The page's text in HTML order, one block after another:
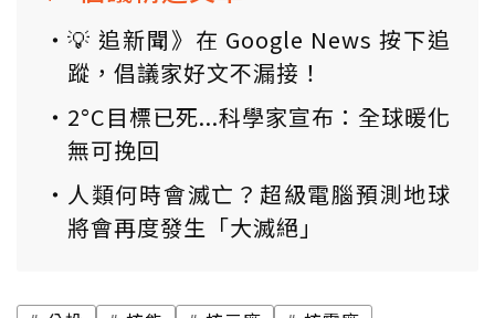
💡 追新聞》在 Google News 按下追
蹤，倡議家好文不漏接！
2°C目標已死...科學家宣布：全球暖化
無可挽回
人類何時會滅亡？超級電腦預測地球
將會再度發生「大滅絕」